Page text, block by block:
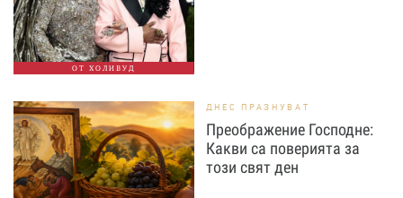
ОТ ХОЛИВУД
ДНЕС ПРАЗНУВАТ
Преображение Господне:
Какви са поверията за
този свят ден